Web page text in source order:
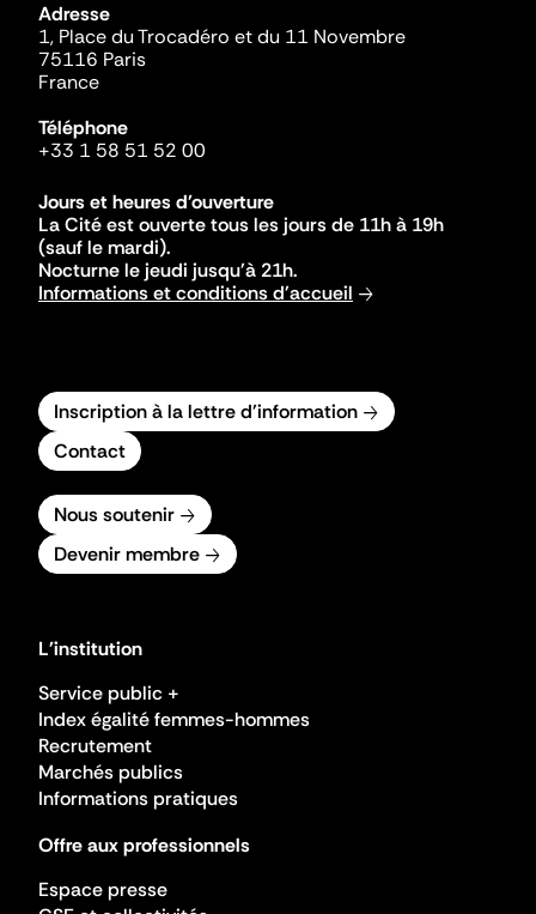
Adresse
1, Place du Trocadéro et du 11 Novembre
75116 Paris
France
Téléphone
+33 1 58 51 52 00
Jours et heures d'ouverture
La Cité est ouverte tous les jours de 11h à 19h
(sauf le mardi).
Nocturne le jeudi jusqu'à 21h.
Informations et conditions d'accueil
Inscription à la lettre d'information
Contact
Nous soutenir
Devenir membre
L'institution
Service public +
Index égalité femmes-hommes
Recrutement
Marchés publics
Informations pratiques
Offre aux professionnels
Espace presse